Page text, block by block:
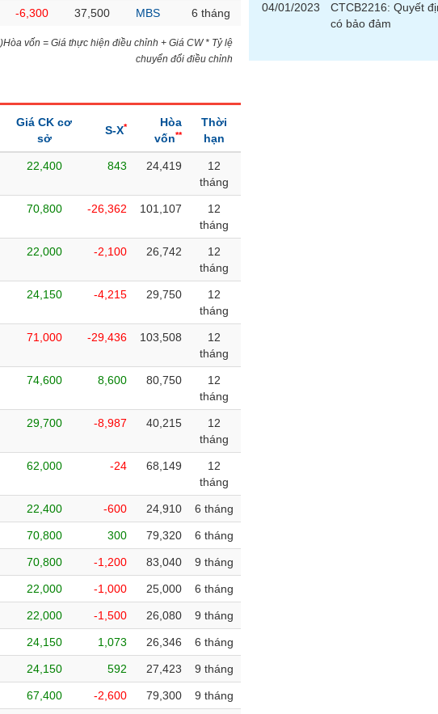
-6,300 37,500 MBS 6 tháng
vốn = Giá thực hiện điều chỉnh + Giá CW * Tỷ lệ
chuyển đổi điều chỉnh
Giá CK cơ
sở
S-X*
Hòa
vốn**
Thời
hạn
22,400 843 24,419
12
tháng
70,800 -26,362 101,107
12
tháng
22,000 -2,100 26,742
12
tháng
24,150 -4,215 29,750
12
tháng
71,000 -29,436 103,508
12
tháng
74,600 8,600 80,750
12
tháng
29,700 -8,987 40,215
12
tháng
62,000 -24 68,149
12
tháng
22,400 -600 24,910 6 tháng
70,800 300 79,320 6 tháng
70,800 -1,200 83,040 9 tháng
22,000 -1,000 25,000 6 tháng
22,000 -1,500 26,080 9 tháng
24,150 1,073 26,346 6 tháng
24,150 592 27,423 9 tháng
67,400 -2,600 79,300 9 tháng
04/01/2023
CTCB2216: Quyết
có bảo đảm